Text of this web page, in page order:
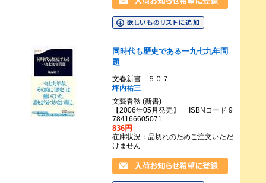
同時代も歴史である一九七九年問
題
文春新書 ５０７
坪内祐三
文藝春秋 (新書)
【2006年05月発売】 ISBNコード 9
784166605071
836円
在庫状況：品切れのためご注文いただ
けません